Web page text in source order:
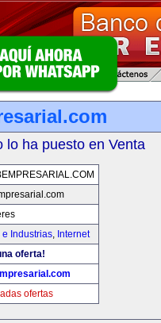
lo ha puesto en Venta
e Industrias, Internet
oferta!
ofertas